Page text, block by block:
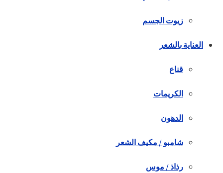
زيوت الجسم
العناية بالشعر
قناع
الكريمات
الدهون
شامبو / مكيف الشعر
رذاذ / موس